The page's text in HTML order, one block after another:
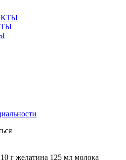
г желатина 125 мл молока